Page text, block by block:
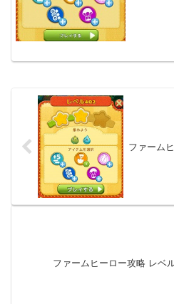
ファーム
ファームヒーロー攻略 レベ